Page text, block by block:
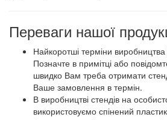
Переваги нашої
Найкоротші терміни виробництва
Позначте в примітці або
швидко Вам треба отримати
Ваше замовлення в термін.
В виробництві стендів на
використовуємо спінений